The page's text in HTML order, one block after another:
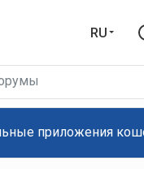
RU
приложения